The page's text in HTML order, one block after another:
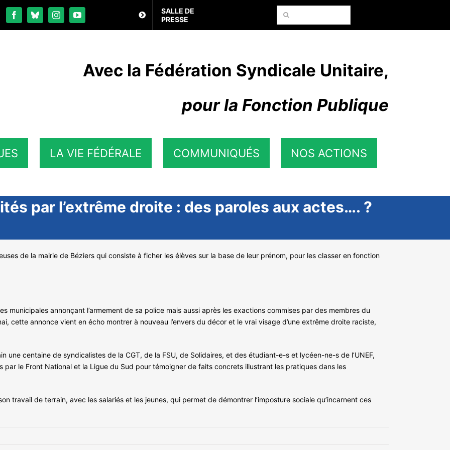
SALLE DE
PRESSE
Rechercher:
Avec la Fédération Syndicale Unitaire,
pour la Fonction Publique
LA VIE FÉDÉRALE COMMUNIQUÉS NOS ACTIONS
par l’extrême droite : des paroles aux actes…. ?
de la mairie de Béziers qui consiste à ficher les élèves sur la base de leur prénom, pour les classer en fonction
municipales annonçant l’armement de sa police mais aussi après les exactions commises par des membres du
cette annonce vient en écho montrer à nouveau l’envers du décor et le vrai visage d’une extrême droite raciste,
une centaine de syndicalistes de la CGT, de la FSU, de Solidaires, et des étudiant-e-s et lycéen-ne-s de l’UNEF,
par le Front National et la Ligue du Sud pour témoigner de faits concrets illustrant les pratiques dans les
travail de terrain, avec les salariés et les jeunes, qui permet de démontrer l’imposture sociale qu’incarnent ces